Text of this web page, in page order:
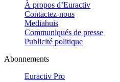
À propos d’Euractiv
Contactez-nous
Mediahuis
Communiqués de presse
Publicité politique
Abonnements
Euractiv Pro